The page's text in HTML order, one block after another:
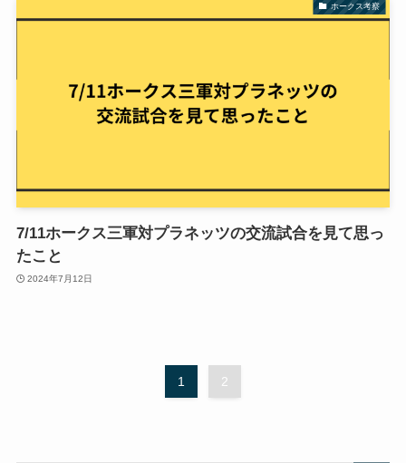
ホークス考察
7/11ホークス三軍対プラネッツの交流試合を見て思っ
たこと
2024年7月12日
1 2